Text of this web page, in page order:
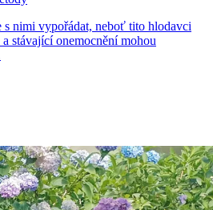
s nimi vypořádat, neboť tito hlodavci
stávající onemocnění mohou